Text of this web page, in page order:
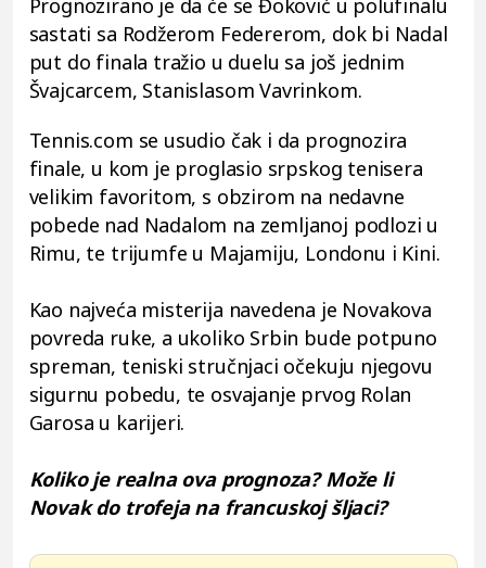
sastati sa Rodžerom Federerom, dok bi Nadal
put do finala tražio u duelu sa još jednim
Švajcarcem, Stanislasom Vavrinkom.
Tennis.com se usudio čak i da prognozira
finale, u kom je proglasio srpskog tenisera
velikim favoritom, s obzirom na nedavne
pobede nad Nadalom na zemljanoj podlozi u
Rimu, te trijumfe u Majamiju, Londonu i Kini.
Kao najveća misterija navedena je Novakova
povreda ruke, a ukoliko Srbin bude potpuno
spreman, teniski stručnjaci očekuju njegovu
sigurnu pobedu, te osvajanje prvog Rolan
Garosa u karijeri.
Koliko je realna ova prognoza? Može li
Novak do trofeja na francuskoj šljaci?